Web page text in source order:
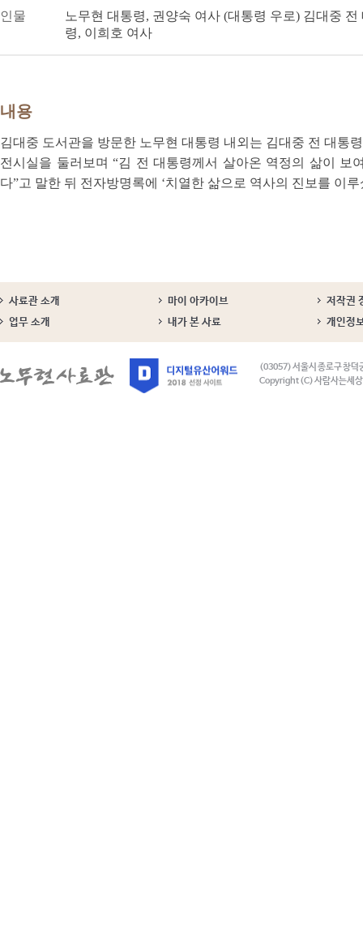
인물
노무현 대통령, 권양숙 여사 (대통령 우로) 김대중 전
령, 이희호 여사
내용
김대중 도서관을 방문한 노무현 대통령 내외는 김대중 전 대통
전시실을 둘러보며 “김 전 대통령께서 살아온 역정의 삶이
다”고 말한 뒤 전자방명록에 ‘치열한 삶으로 역사의 진보를 이루
사료관 소개 마이 아카이브
저작권
업무 소개
내가 본 사료 개인정
(03057) 서울시 종로구 창덕
Copyright (C) 사람사는세